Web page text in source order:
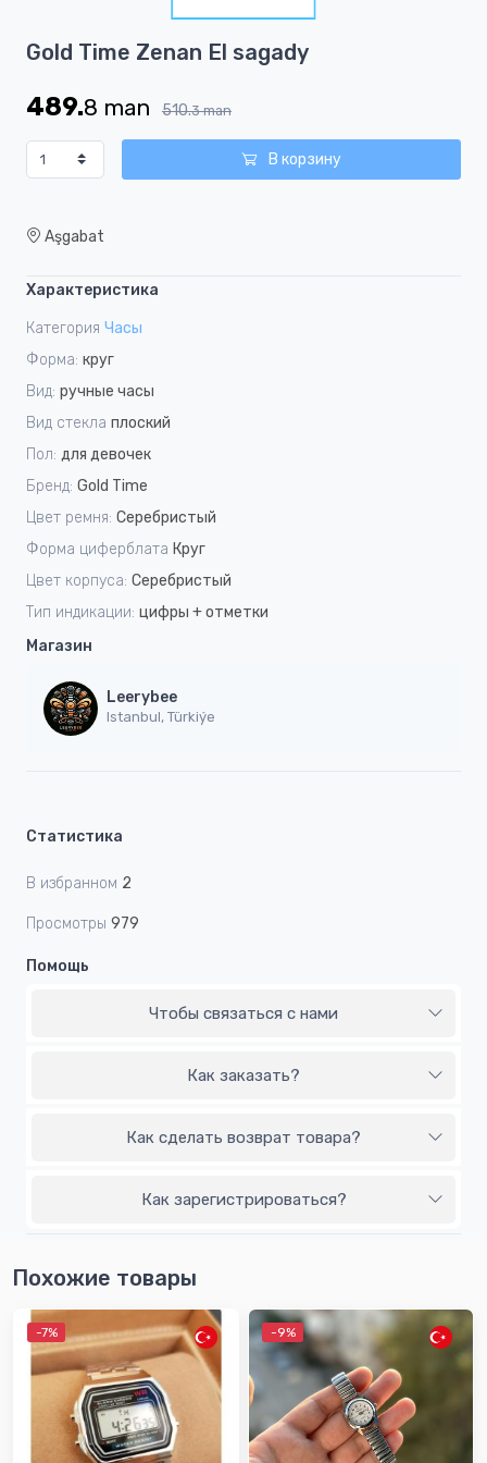
1
1
Gold Time Zenan El sagady
489.8 man 510.3 man
В корзину
Aşgabat
Характеристика
Категория Часы
Форма: круг
Вид: ручные часы
Вид стекла плоский
Пол: для девочек
Бренд: Gold Time
Цвет ремня: Серебристый
Форма циферблата Круг
Цвет корпуса: Серебристый
Тип индикации: цифры + отметки
Магазин
Leerybee
Istanbul, Türkiýe
Статистика
В избранном 2
Просмотры 979
Помощь
Чтобы связаться с нами
Как заказать?
Как сделать возврат товара?
Как зарегистрироваться?
Похожие товары
-7% -9%